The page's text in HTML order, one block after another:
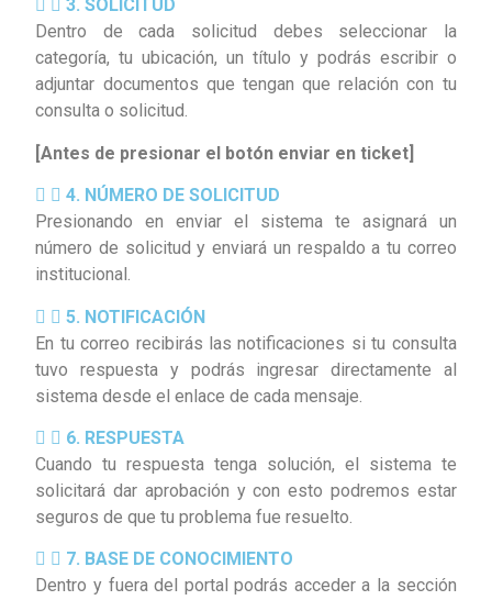
3. SOLICITUD
Dentro de cada solicitud debes seleccionar la
categoría, tu ubicación, un título y podrás escribir o
adjuntar documentos que tengan que relación con tu
consulta o solicitud.
[Antes de presionar el botón enviar en ticket]
4. NÚMERO DE SOLICITUD
Presionando en enviar el sistema te asignará un
número de solicitud y enviará un respaldo a tu correo
institucional.
5. NOTIFICACIÓN
En tu correo recibirás las notificaciones si tu consulta
tuvo respuesta y podrás ingresar directamente al
sistema desde el enlace de cada mensaje.
6. RESPUESTA
Cuando tu respuesta tenga solución, el sistema te
solicitará dar aprobación y con esto podremos estar
seguros de que tu problema fue resuelto.
7. BASE DE CONOCIMIENTO
Dentro y fuera del portal podrás acceder a la sección